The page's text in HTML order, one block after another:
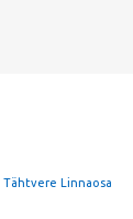
Tähtvere Linnaosa